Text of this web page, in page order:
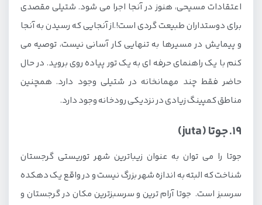
اعتقادات مسیحی، هنوز در آنجا اجرا می شود. شتیلی مقصدی
برای دوستداران طبیعت گردی است!.از آنجایی که رسیدن به آنجا
و پیمایش در مسیرها به تنهایی کار آسانی نیست، توصیه می
کنم با یک راهنمای حرفه ای به یک تور پیاده روی بروید. در حال
حاضر فقط چند مهمانخانه در شتیلی وجود دارد. همچنین
مناطق کمپینگ زیادی در نزدیکی رودخانه وجود دارد.
19. جوتا (juta)
جوتا را می توان به عنوان زیباترین شهر توریستی گرجستان
شناخت که البته به اندازه شهر بزرگ نیست و در واقع یک دهکده
سرسبز است. جوتا آرام ترین و سرسبزترین مکان در گرجستان و